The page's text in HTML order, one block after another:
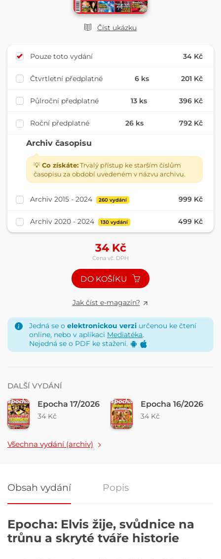
Číst ukázku
Pouze toto vydání 34 Kč
Čtvrtletní předplatné 6 ks 201 Kč
Půlroční předplatné 13 ks 396 Kč
Roční předplatné 26 ks 792 Kč
Archiv časopisu
💡 Co získáte:Trvalý přístup ke starším číslům
časopisu za období uvedeném v názvu archivu.
Archiv 2015 - 2024 260 vydání 999 Kč
Archiv 2020 - 2024 130 vydání 499 Kč
34Kč
Cena vč. DPH
DO KOŠÍKU
Jak číst e-magazín?
Jedná se o elektronickou verzi určenou ke čtení
online, nebo v aplikaci Mediatéka.
Nejedná se o PDF ke stažení.
DALŠÍ VYDÁNÍ
Epocha 17/2026
34 Kč
Epocha 16/2026
34 Kč
Všechna vydání (archiv)
Obsah vydání Popis
Obsah vydání
Epocha: Elvis žije, svůdnice na
trůnu a skryté tváře historie